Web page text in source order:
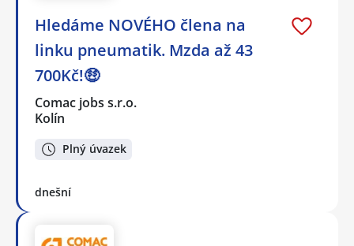
Hledáme NOVÉHO člena na
linku pneumatik. Mzda až 43
700Kč!🤑
Comac jobs s.r.o.
Kolín
Plný úvazek
dnešní